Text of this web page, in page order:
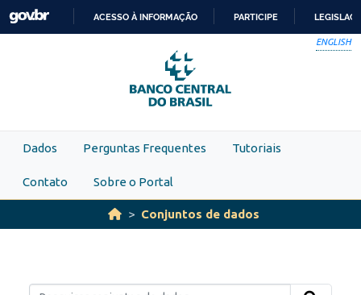
Skip to main content
PARA
O
CONTEÚDO
ACESSO À INFORMAÇÃO PARTICIPE
ENGLISH
Dados Perguntas Frequentes Tutoriais
Contato Sobre o Portal
Conjuntos de dados